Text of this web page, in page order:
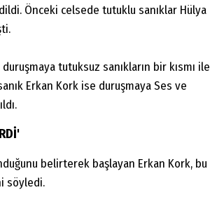
Önceki celsede tutuklu sanıklar Hülya
tutuksuz sanıkların bir kısmı ile
Erkan Kork ise duruşmaya Ses ve
belirterek başlayan Erkan Kork, bu
söyledi.